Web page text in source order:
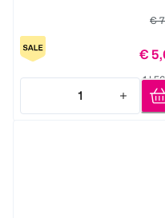
€
€
1 l
1
Quantity: 1